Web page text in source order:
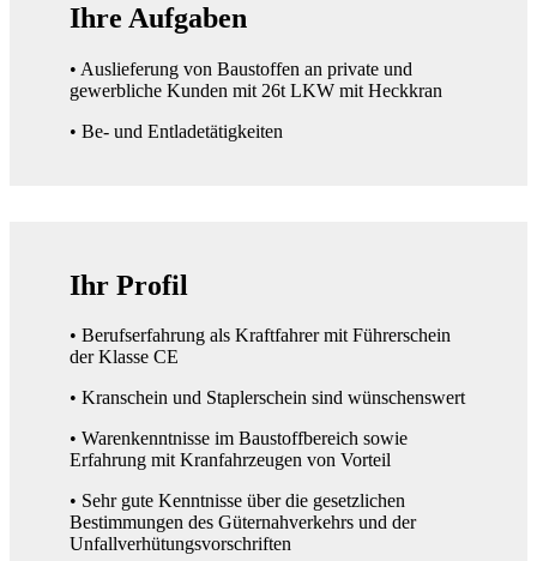
Ihre Aufgaben
• Auslieferung von Baustoffen an private und
gewerbliche Kunden mit 26t LKW mit Heckkran
• Be- und Entladetätigkeiten
Ihr Profil
• Berufserfahrung als Kraftfahrer mit Führerschein
der Klasse CE
• Kranschein und Staplerschein sind wünschenswert
• Warenkenntnisse im Baustoffbereich sowie
Erfahrung mit Kranfahrzeugen von Vorteil
• Sehr gute Kenntnisse über die gesetzlichen
Bestimmungen des Güternahverkehrs und der
Unfallverhütungsvorschriften